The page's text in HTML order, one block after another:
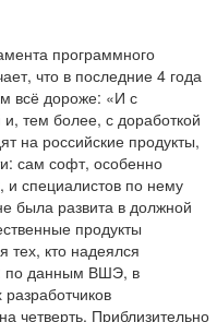
программного
что в последние 4 года
всё дороже: «И с
тем более, с доработкой
на российские продукты,
сам софт, особенно
и специалистов по нему
была развита в должной
продукты
тех, кто надеялся
по данным ВШЭ, в
четверть. Приблизительно